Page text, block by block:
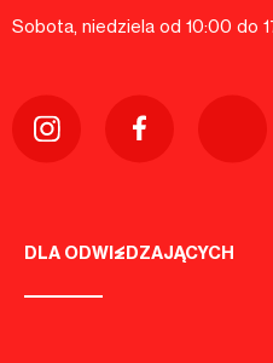
Sobota, niedziela od 10:00 do
DLA ODWIEDZAJĄCYCH